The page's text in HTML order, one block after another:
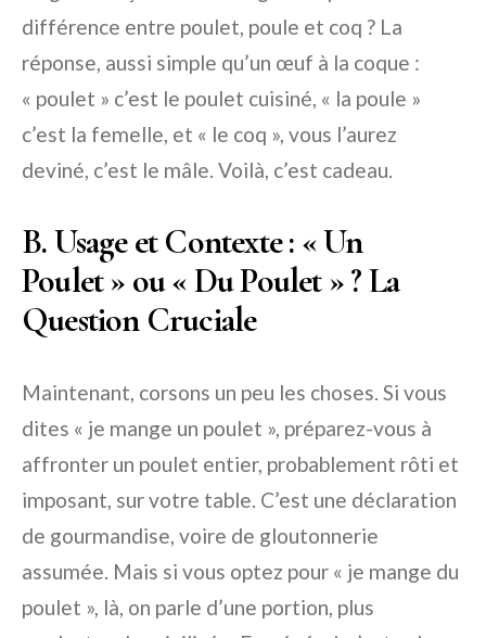
différence entre poulet, poule et coq ? La
réponse, aussi simple qu’un œuf à la coque :
« poulet » c’est le poulet cuisiné, « la poule »
c’est la femelle, et « le coq », vous l’aurez
deviné, c’est le mâle. Voilà, c’est cadeau.
B. Usage et Contexte : « Un
Poulet » ou « Du Poulet » ? La
Question Cruciale
Maintenant, corsons un peu les choses. Si vous
dites « je mange un poulet », préparez-vous à
affronter un poulet entier, probablement rôti et
imposant, sur votre table. C’est une déclaration
de gourmandise, voire de gloutonnerie
assumée. Mais si vous optez pour « je mange du
poulet », là, on parle d’une portion, plus